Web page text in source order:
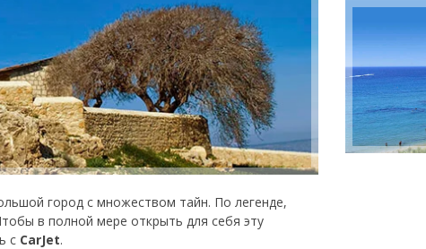
город с множеством тайн. По легенде,
в полной мере открыть для себя эту
с CarJet.